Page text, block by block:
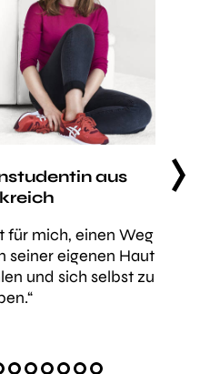
next
aus
für mich, einen Weg
seiner eigenen Haut
und sich selbst zu